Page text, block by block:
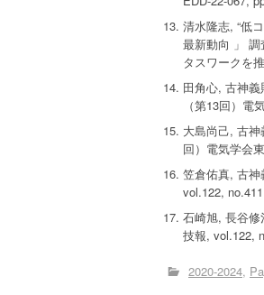
清水隆志, “低
最新動向 」
タスワークを
田角心, 古神
（第13回）
大島尚己, 古
回）電気学会
笠倉佑真, 古神
vol.122,
石崎旭, 長谷修
技報, vol.122,
2020-2024